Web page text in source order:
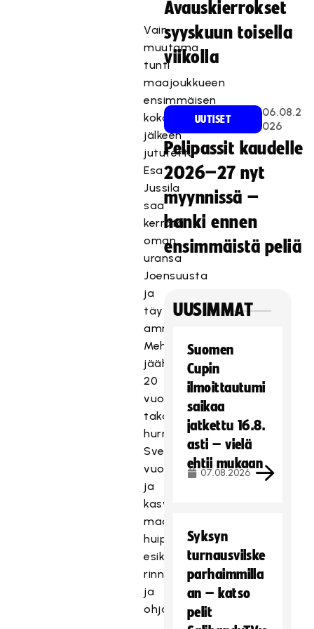
Vain
muutama
tunti
maajoukkueen
ensimmäisen
kokoontumisen
jälkeen
jututettu
Esa
Jussila
saa
kerrata
oman
uransa
Joensuusta
ja
täyteen
ammutun
Mehtimäen
jäähallin
20
vuoden
takaisesta
hurmoksesta
Sveitsin-
vuosiin
ja
kasvuun
maajoukkuevalmentajaksi
huippuluokan
esikuvien
rinnalla
ja
ohjauksessa.
Avauskierrokset
syyskuun toisella
viikolla
UUTISET
06.08.2
026
Pelipassit kaudelle
2026–27 nyt
myynnissä –
hanki ennen
ensimmäistä peliä
UUSIMMAT
Suomen
Cupin
ilmoittautumi
saikaa
jatkettu 16.8.
asti – vielä
ehtii mukaan
07.08.2026
Syksyn
turnausvilske
parhaimmilla
an – katso
pelit